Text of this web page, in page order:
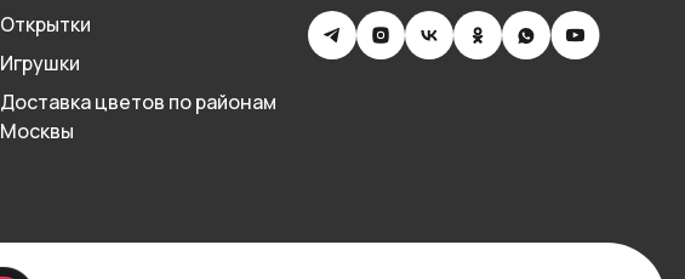
Открытки
Игрушки
Доставка цветов по районам
Москвы